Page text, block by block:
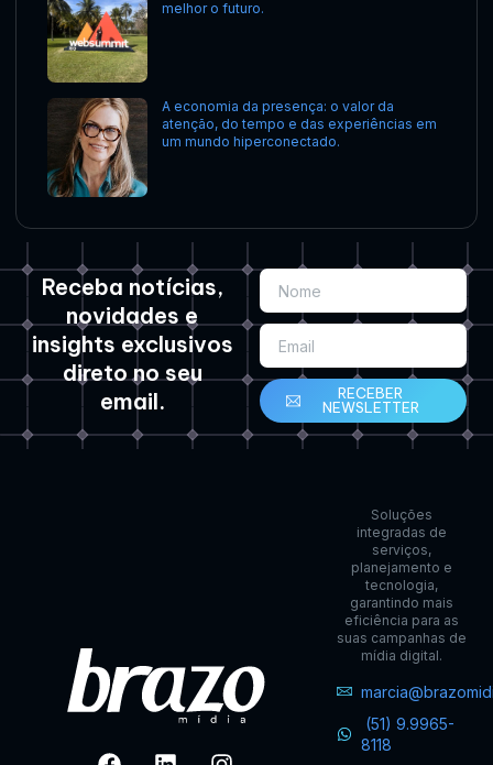
melhor o futuro.
A economia da presença: o valor da
atenção, do tempo e das experiências em
um mundo hiperconectado.
Receba notícias,
novidades e
insights exclusivos
direto no seu
email.
RECEBER
NEWSLETTER
Soluções
integradas de
serviços,
planejamento e
tecnologia,
garantindo mais
eficiência para as
suas campanhas de
mídia digital.
(51) 9.9965-
8118